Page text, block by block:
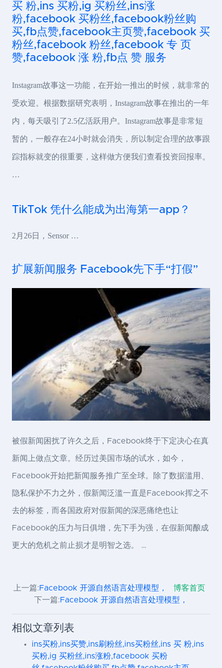
买 粉,ins 买粉,ig 买粉丝,ins涨
粉,facebook 买粉丝,facebook粉丝购
买,fb点赞,facebook主页赞,facebook 买
粉丝,facebook 粉丝,facebook 专 页
赞,facebook 涨 粉,fb点 赞 服务
Instagram故事这一功能，在开始一推出的时候，就非常的
受欢迎。根据数据研究表明，Instagram故事在推出的一年
内，每天吸引了2.5亿活跃用户。Instagram故事是非常短
暂的，一般存在24小时就会消失，所以制定合理的故事跟
踪指标就变的很重要，这样做方便我们查看投资回报率。
…
TikTok 凭什么能成为出海第一app？
2月26日，Sensor …
扩展新闻服务 Facebook先下手“打假”
被假新闻困扰了许久之后，Facebook终于下定决心在真
新闻上做点文章。经历过美国市场的试水，如今，
Facebook开始把新闻服务推广至全球。除了数据滥用、
隐私保护不力之外，假新闻泛滥一直是Facebook挥之不
去的标签，而各国政府对假新闻的深恶痛绝也让
Facebook的压力与日俱增，先下手为强，在假新闻酿成
更大的危机之前止损才是明智之选。 …
上一篇:Facebook 开源自然语言处理模型，
博客首页
下一篇:Facebook 开源自然语言处理模型，
相似文章列表
ins买粉,ins买赞,ins刷粉丝,ins买粉丝,ins 买 粉,ins
买粉,ig 买粉丝,ins涨粉,facebook 买粉